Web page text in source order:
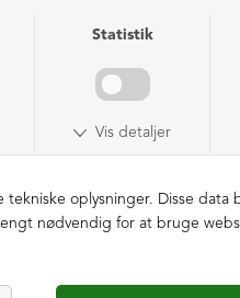
SAMPLE